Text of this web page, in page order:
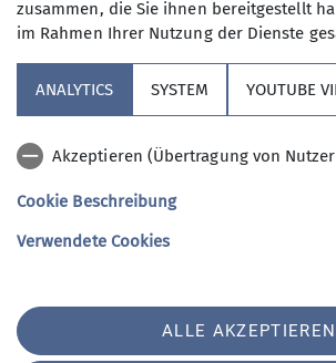
Organisation:
Daniela Utzschmid
Termine:
Donnerstag und Freitag ab 19.30
Details
Sektion
Aktuelles
84494 Neumarkt St. Veit
Telefon +4901733872262
zusammen, die Sie ihnen bereitgestellt
im Rahmen Ihrer Nutzung der Dienste
ANALYTICS SYSTEM YOUTUBE
Akzeptieren (Übertragung von
Cookie Beschreibung
Verwendete Cookies
ALLE AKZEPTIEREN